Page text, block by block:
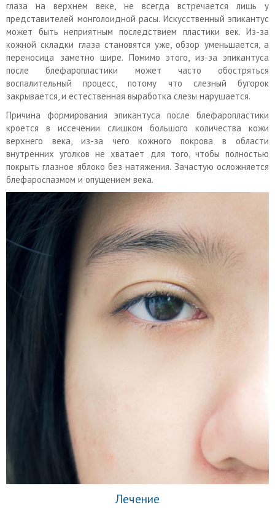
глаза на верхнем веке, не всегда встречается лишь у
представителей монголоидной расы. Искусственный эпикантус
может быть неприятным последствием пластики век. Из-за
кожной складки глаза становятся уже, обзор уменьшается, а
переносица заметно шире. Помимо этого, из-за эпикантуса
после блефаропластики может часто обостряться
воспалительный процесс, потому что слезный бугорок
закрывается, и естественная выработка слезы нарушается.
Причина формирования эпикантуса после блефаропластики
кроется в иссечении слишком большого количества кожи
верхнего века, из-за чего кожного покрова в области
внутренних уголков не хватает для того, чтобы полностью
покрыть глазное яблоко без натяжения. Зачастую осложняется
блефароспазмом и опущением века.
Лечение